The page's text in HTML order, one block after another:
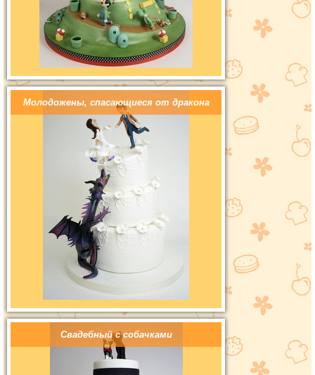
Молодожены, спасающиеся от дракона
Свадебный с собачками